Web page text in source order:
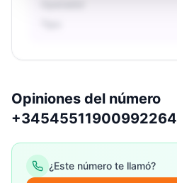
Opiniones del número
+34545511900992264
¿Este número te llamó?